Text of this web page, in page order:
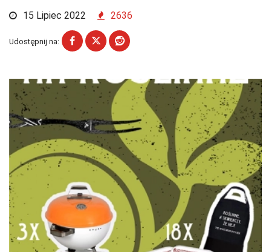
15 Lipiec 2022 2636
Udostępnij na: